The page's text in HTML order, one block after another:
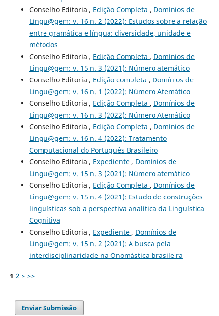
Conselho Editorial, Edição Completa , Domínios de
Lingu@gem: v. 16 n. 2 (2022): Estudos sobre a relação
entre gramática e língua: diversidade, unidade e
métodos
Conselho Editorial, Edição Completa , Domínios de
Lingu@gem: v. 15 n. 3 (2021): Número atemático
Conselho Editorial, Edição completa , Domínios de
Lingu@gem: v. 16 n. 1 (2022): Número Atemático
Conselho Editorial, Edição Completa , Domínios de
Lingu@gem: v. 16 n. 3 (2022): Número Atemático
Conselho Editorial, Edição Completa , Domínios de
Lingu@gem: v. 16 n. 4 (2022): Tratamento
Computacional do Português Brasileiro
Conselho Editorial, Expediente , Domínios de
Lingu@gem: v. 15 n. 3 (2021): Número atemático
Conselho Editorial, Edição Completa , Domínios de
Lingu@gem: v. 15 n. 4 (2021): Estudo de construções
linguísticas sob a perspectiva analítica da Linguística
Cognitiva
Conselho Editorial, Expediente , Domínios de
Lingu@gem: v. 15 n. 2 (2021): A busca pela
interdisciplinaridade na Onomástica brasileira
1 2 > >>
Enviar Submissão